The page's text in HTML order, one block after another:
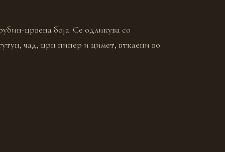
црвена боја. Се одликува со
чад, црн пипер и цимет, вткаени во